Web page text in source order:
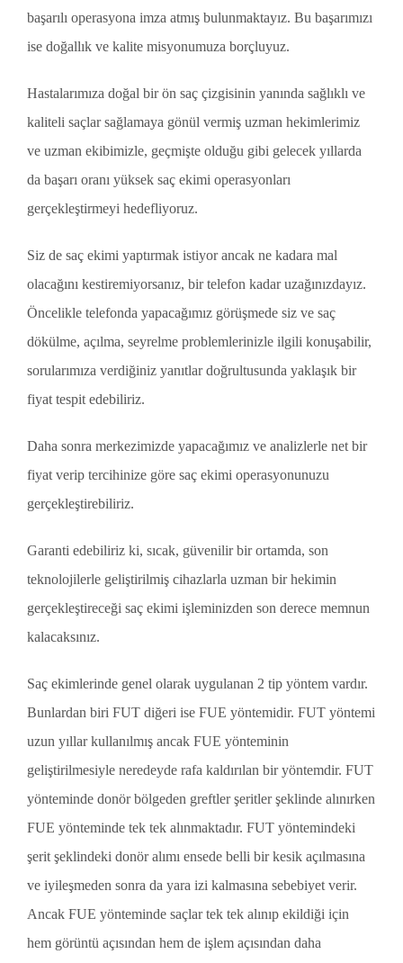
başarılı operasyona imza atmış bulunmaktayız. Bu başarımızı
ise doğallık ve kalite misyonumuza borçluyuz.
Hastalarımıza doğal bir ön saç çizgisinin yanında sağlıklı ve
kaliteli saçlar sağlamaya gönül vermiş uzman hekimlerimiz
ve uzman ekibimizle, geçmişte olduğu gibi gelecek yıllarda
da başarı oranı yüksek saç ekimi operasyonları
gerçekleştirmeyi hedefliyoruz.
Siz de saç ekimi yaptırmak istiyor ancak ne kadara mal
olacağını kestiremiyorsanız, bir telefon kadar uzağınızdayız.
Öncelikle telefonda yapacağımız görüşmede siz ve saç
dökülme, açılma, seyrelme problemlerinizle ilgili konuşabilir,
sorularımıza verdiğiniz yanıtlar doğrultusunda yaklaşık bir
fiyat tespit edebiliriz.
Daha sonra merkezimizde yapacağımız ve analizlerle net bir
fiyat verip tercihinize göre saç ekimi operasyonunuzu
gerçekleştirebiliriz.
Garanti edebiliriz ki, sıcak, güvenilir bir ortamda, son
teknolojilerle geliştirilmiş cihazlarla uzman bir hekimin
gerçekleştireceği saç ekimi işleminizden son derece memnun
kalacaksınız.
Saç ekimlerinde genel olarak uygulanan 2 tip yöntem vardır.
Bunlardan biri FUT diğeri ise FUE yöntemidir. FUT yöntemi
uzun yıllar kullanılmış ancak FUE yönteminin
geliştirilmesiyle neredeyde rafa kaldırılan bir yöntemdir. FUT
yönteminde donör bölgeden greftler şeritler şeklinde alınırken
FUE yönteminde tek tek alınmaktadır. FUT yöntemindeki
şerit şeklindeki donör alımı ensede belli bir kesik açılmasına
ve iyileşmeden sonra da yara izi kalmasına sebebiyet verir.
Ancak FUE yönteminde saçlar tek tek alınıp ekildiği için
hem görüntü açısından hem de işlem açısından daha